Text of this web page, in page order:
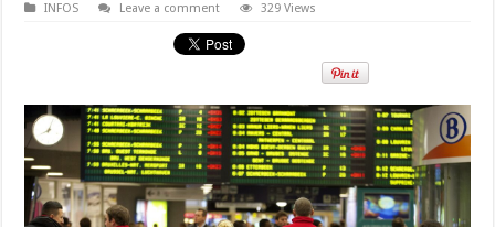
INFOS Leave a comment 329 Views